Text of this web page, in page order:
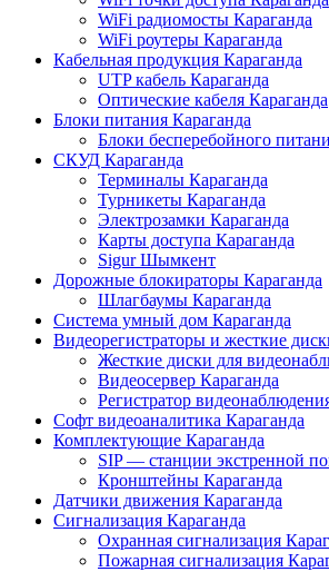
WiFi радиомосты Караганда
WiFi роутеры Караганда
Кабельная продукция Караганда
UTP кабель Караганда
Оптические кабеля Караганда
Блоки питания Караганда
Блоки бесперебойного
СКУД Караганда
Терминалы Караганда
Турникеты Караганда
Электрозамки Караганда
Карты доступа Караганда
Sigur Шымкент
Дорожные блокираторы Караганда
Шлагбаумы Караганда
Система умный дом Караганда
Видеорегистраторы и жесткие
Жесткие диски для
Видеосервер Караганда
Регистратор
Софт видеоаналитика Караганда
Комплектующие Караганда
SIP — станции экстренной
Кронштейны Караганда
Датчики движения Караганда
Сигнализация Караганда
Охранная сигнализация
Пожарная сигнализация